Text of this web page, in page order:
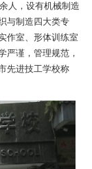
人，设有机械制造
与制造四大类专
作室、形体训练室
严谨，管理规范，
先进技工学校称